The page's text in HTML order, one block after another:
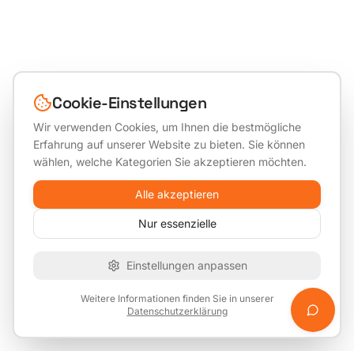
Cookie-Einstellungen
Wir verwenden Cookies, um Ihnen die bestmögliche
Erfahrung auf unserer Website zu bieten. Sie können
wählen, welche Kategorien Sie akzeptieren möchten.
Alle akzeptieren
Nur essenzielle
Einstellungen anpassen
Weitere Informationen finden Sie in unserer
Datenschutzerklärung